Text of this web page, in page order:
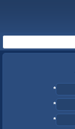
*
*
*